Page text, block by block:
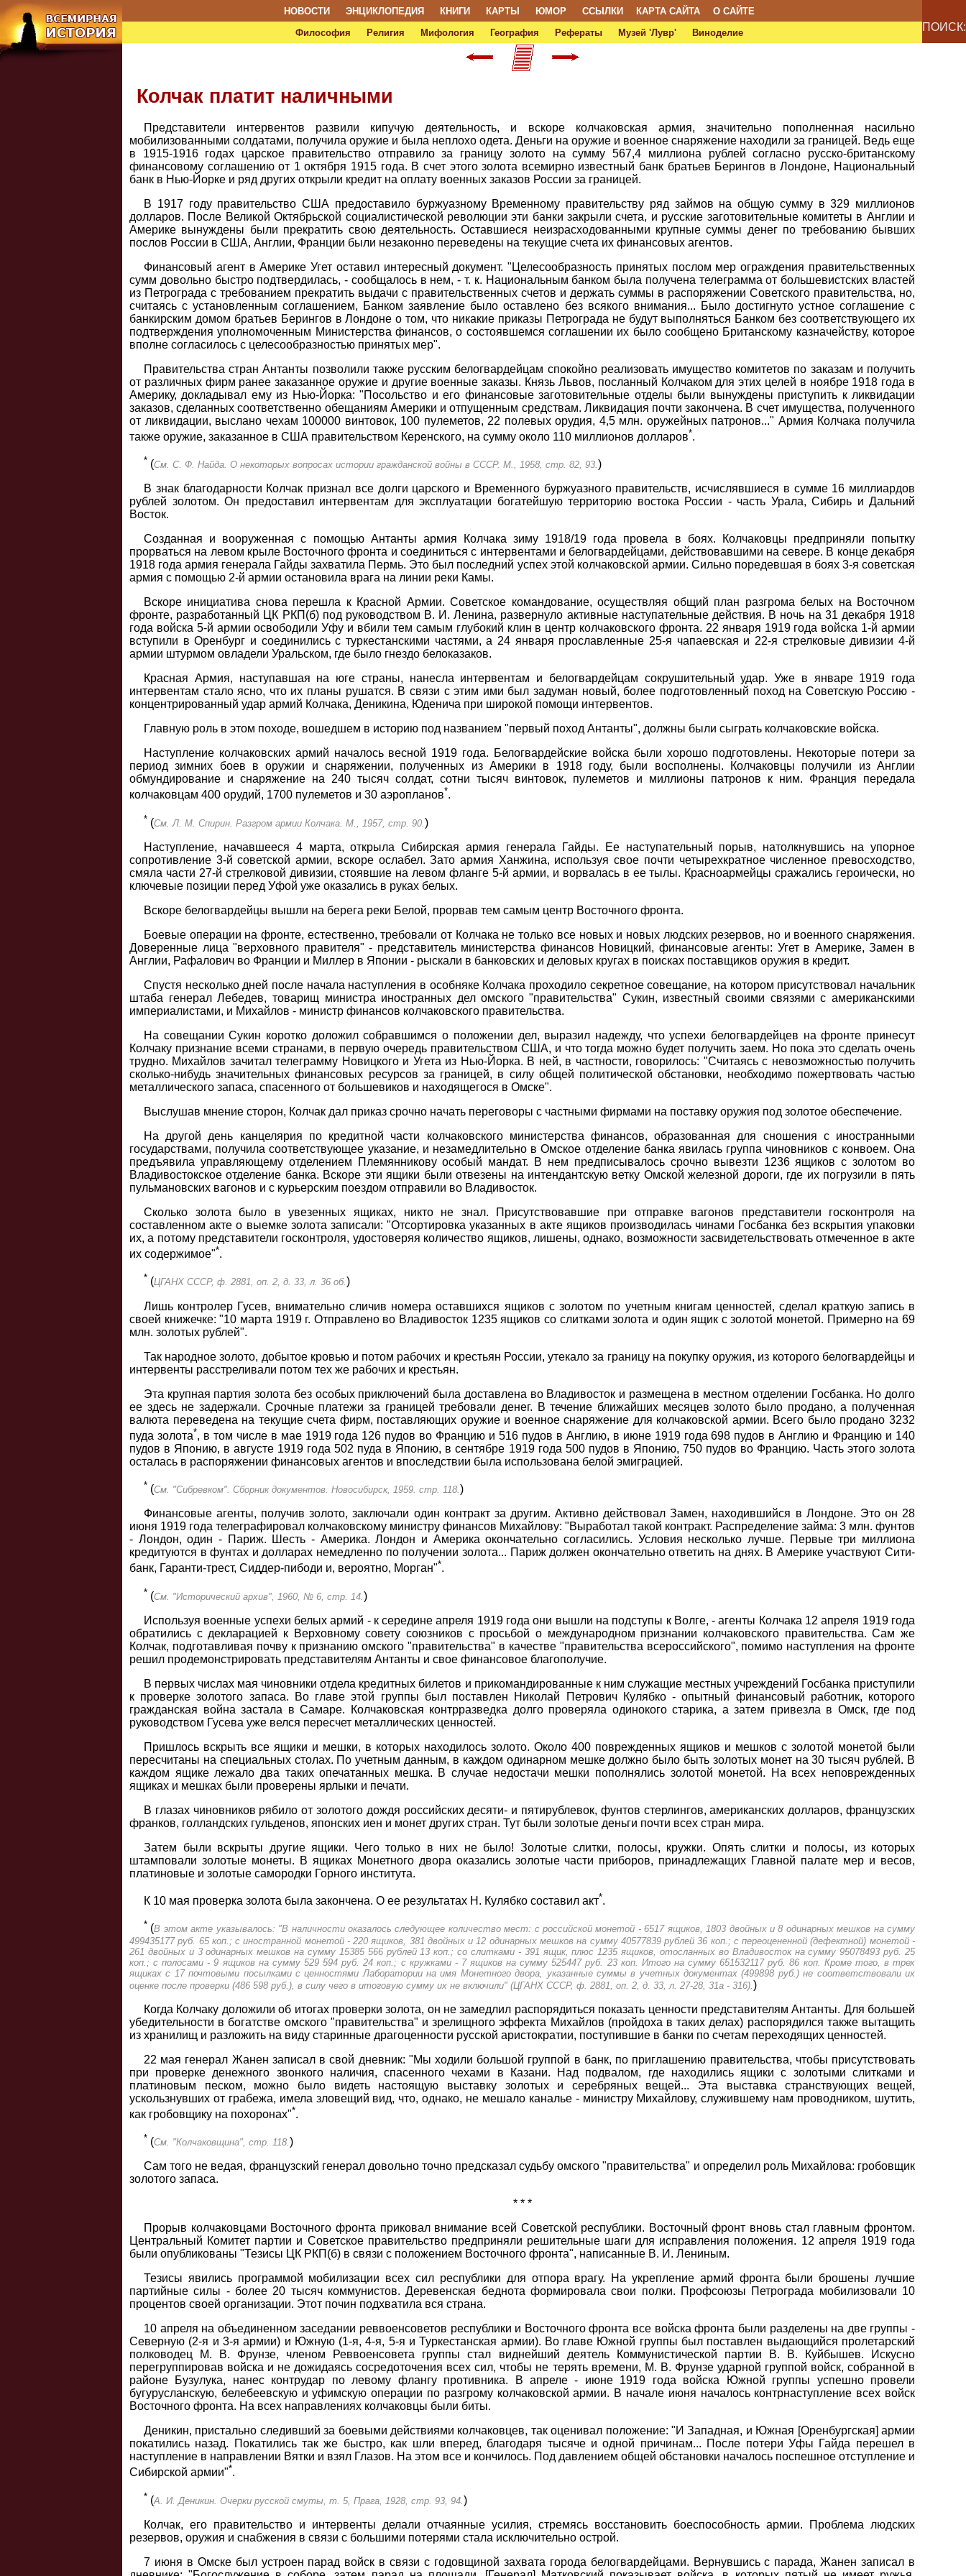
НОВОСТИ ЭНЦИКЛОПЕДИЯ КНИГИ КАРТЫ ЮМОР ССЫЛКИ КАРТА САЙТА
О САЙТЕ
Философия
Религия Мифология География Рефераты Музей 'Лувр' Виноделие ПОИСК:
Колчак платит наличными
Представители интервентов развили кипучую деятельность, и вскоре колчаковская армия, значительно пополненная насильно
мобилизованными солдатами, получила оружие и была неплохо одета. Деньги на оружие и военное снаряжение находили за границей. Ведь еще
в 1915-1916 годах царское правительство отправило за границу золото на сумму 567,4 миллиона рублей согласно русско-британскому
финансовому соглашению от 1 октября 1915 года. В счет этого золота всемирно известный банк братьев Берингов в Лондоне, Национальный
банк в Нью-Йорке и ряд других открыли кредит на оплату военных заказов России за границей.
В 1917 году правительство США предоставило буржуазному Временному правительству ряд займов на общую сумму в 329 миллионов
долларов. После Великой Октябрьской социалистической революции эти банки закрыли счета, и русские заготовительные комитеты в Англии и
Америке вынуждены были прекратить свою деятельность. Оставшиеся неизрасходованными крупные суммы денег по требованию бывших
послов России в США, Англии, Франции были незаконно переведены на текущие счета их финансовых агентов.
Финансовый агент в Америке Угет оставил интересный документ. "Целесообразность принятых послом мер ограждения правительственных
сумм довольно быстро подтвердилась, - сообщалось в нем, - т. к. Национальным банком была получена телеграмма от большевистских властей
из Петрограда с требованием прекратить выдачи с правительственных счетов и держать суммы в распоряжении Советского правительства, но,
считаясь с установленным соглашением, Банком заявление было оставлено без всякого внимания... Было достигнуто устное соглашение с
банкирским домом братьев Берингов в Лондоне о том, что никакие приказы Петрограда не будут выполняться Банком без соответствующего их
подтверждения уполномоченным Министерства финансов, о состоявшемся соглашении их было сообщено Британскому казначейству, которое
вполне согласилось с целесообразностью принятых мер".
Правительства стран Антанты позволили также русским белогвардейцам спокойно реализовать имущество комитетов по заказам и получить
от различных фирм ранее заказанное оружие и другие военные заказы. Князь Львов, посланный Колчаком для этих целей в ноябре 1918 года в
Америку, докладывал ему из Нью-Йорка: "Посольство и его финансовые заготовительные отделы были вынуждены приступить к ликвидации
заказов, сделанных соответственно обещаниям Америки и отпущенным средствам. Ликвидация почти закончена. В счет имущества, полученного
от ликвидации, выслано чехам 100000 винтовок, 100 пулеметов, 22 полевых орудия, 4,5 млн. оружейных патронов..." Армия Колчака получила
также оружие, заказанное в США правительством Керенского, на сумму около 110 миллионов долларов*.
* (См. С. Ф. Найда. О некоторых вопросах истории гражданской войны в СССР. М., 1958, стр. 82, 93.)
В знак благодарности Колчак признал все долги царского и Временного буржуазного правительств, исчислявшиеся в сумме 16 миллиардов
рублей золотом. Он предоставил интервентам для эксплуатации богатейшую территорию востока России - часть Урала, Сибирь и Дальний
Восток.
Созданная и вооруженная с помощью Антанты армия Колчака зиму 1918/19 года провела в боях. Колчаковцы предприняли попытку
прорваться на левом крыле Восточного фронта и соединиться с интервентами и белогвардейцами, действовавшими на севере. В конце декабря
1918 года армия генерала Гайды захватила Пермь. Это был последний успех этой колчаковской армии. Сильно поредевшая в боях 3-я советская
армия с помощью 2-й армии остановила врага на линии реки Камы.
Вскоре инициатива снова перешла к Красной Армии. Советское командование, осуществляя общий план разгрома белых на Восточном
фронте, разработанный ЦК РКП(б) под руководством В. И. Ленина, развернуло активные наступательные действия. В ночь на 31 декабря 1918
года войска 5-й армии освободили Уфу и вбили тем самым глубокий клин в центр колчаковского фронта. 22 января 1919 года войска 1-й армии
вступили в Оренбург и соединились с туркестанскими частями, а 24 января прославленные 25-я чапаевская и 22-я стрелковые дивизии 4-й
армии штурмом овладели Уральском, где было гнездо белоказаков.
Красная Армия, наступавшая на юге страны, нанесла интервентам и белогвардейцам сокрушительный удар. Уже в январе 1919 года
интервентам стало ясно, что их планы рушатся. В связи с этим ими был задуман новый, более подготовленный поход на Советскую Россию -
концентрированный удар армий Колчака, Деникина, Юденича при широкой помощи интервентов.
Главную роль в этом походе, вошедшем в историю под названием "первый поход Антанты", должны были сыграть колчаковские войска.
Наступление колчаковских армий началось весной 1919 года. Белогвардейские войска были хорошо подготовлены. Некоторые потери за
период зимних боев в оружии и снаряжении, полученных из Америки в 1918 году, были восполнены. Колчаковцы получили из Англии
обмундирование и снаряжение на 240 тысяч солдат, сотни тысяч винтовок, пулеметов и миллионы патронов к ним. Франция передала
колчаковцам 400 орудий, 1700 пулеметов и 30 аэропланов*.
* (См. Л. М. Спирин. Разгром армии Колчака. М., 1957, стр. 90.)
Наступление, начавшееся 4 марта, открыла Сибирская армия генерала Гайды. Ее наступательный порыв, натолкнувшись на упорное
сопротивление 3-й советской армии, вскоре ослабел. Зато армия Ханжина, используя свое почти четырехкратное численное превосходство,
смяла части 27-й стрелковой дивизии, стоявшие на левом фланге 5-й армии, и ворвалась в ее тылы. Красноармейцы сражались героически, но
ключевые позиции перед Уфой уже оказались в руках белых.
Вскоре белогвардейцы вышли на берега реки Белой, прорвав тем самым центр Восточного фронта.
Боевые операции на фронте, естественно, требовали от Колчака не только все новых и новых людских резервов, но и военного снаряжения.
Доверенные лица "верховного правителя" - представитель министерства финансов Новицкий, финансовые агенты: Угет в Америке, Замен в
Англии, Рафалович во Франции и Миллер в Японии - рыскали в банковских и деловых кругах в поисках поставщиков оружия в кредит.
Спустя несколько дней после начала наступления в особняке Колчака проходило секретное совещание, на котором присутствовал начальник
штаба генерал Лебедев, товарищ министра иностранных дел омского "правительства" Сукин, известный своими связями с американскими
империалистами, и Михайлов - министр финансов колчаковского правительства.
На совещании Сукин коротко доложил собравшимся о положении дел, выразил надежду, что успехи белогвардейцев на фронте принесут
Колчаку признание всеми странами, в первую очередь правительством США, и что тогда можно будет получить заем. Но пока это сделать очень
трудно. Михайлов зачитал телеграмму Новицкого и Угета из Нью-Йорка. В ней, в частности, говорилось: "Считаясь с невозможностью получить
сколько-нибудь значительных финансовых ресурсов за границей, в силу общей политической обстановки, необходимо пожертвовать частью
металлического запаса, спасенного от большевиков и находящегося в Омске".
Выслушав мнение сторон, Колчак дал приказ срочно начать переговоры с частными фирмами на поставку оружия под золотое обеспечение.
На другой день канцелярия по кредитной части колчаковского министерства финансов, образованная для сношения с иностранными
государствами, получила соответствующее указание, и незамедлительно в Омское отделение банка явилась группа чиновников с конвоем. Она
предъявила управляющему отделением Племянникову особый мандат. В нем предписывалось срочно вывезти 1236 ящиков с золотом во
Владивостокское отделение банка. Вскоре эти ящики были отвезены на интендантскую ветку Омской железной дороги, где их погрузили в пять
пульмановских вагонов и с курьерским поездом отправили во Владивосток.
Сколько золота было в увезенных ящиках, никто не знал. Присутствовавшие при отправке вагонов представители госконтроля на
составленном акте о выемке золота записали: "Отсортировка указанных в акте ящиков производилась чинами Госбанка без вскрытия упаковки
их, а потому представители госконтроля, удостоверяя количество ящиков, лишены, однако, возможности засвидетельствовать отмеченное в акте
их содержимое"*.
* (ЦГАНХ СССР, ф. 2881, оп. 2, д. 33, л. 36 об. )
Лишь контролер Гусев, внимательно сличив номера оставшихся ящиков с золотом по учетным книгам ценностей, сделал краткую запись в
своей книжечке: "10 марта 1919 г. Отправлено во Владивосток 1235 ящиков со слитками золота и один ящик с золотой монетой. Примерно на 69
млн. золотых рублей".
Так народное золото, добытое кровью и потом рабочих и крестьян России, утекало за границу на покупку оружия, из которого белогвардейцы и
интервенты расстреливали потом тех же рабочих и крестьян.
Эта крупная партия золота без особых приключений была доставлена во Владивосток и размещена в местном отделении Госбанка. Но долго
ее здесь не задержали. Срочные платежи за границей требовали денег. В течение ближайших месяцев золото было продано, а полученная
валюта переведена на текущие счета фирм, поставляющих оружие и военное снаряжение для колчаковской армии. Всего было продано 3232
пуда золота*, в том числе в мае 1919 года 126 пудов во Францию и 516 пудов в Англию, в июне 1919 года 698 пудов в Англию и Францию и 140
пудов в Японию, в августе 1919 года 502 пуда в Японию, в сентябре 1919 года 500 пудов в Японию, 750 пудов во Францию. Часть этого золота
осталась в распоряжении финансовых агентов и впоследствии была использована белой эмиграцией.
* (См. "Сибревком". Сборник документов. Новосибирск, 1959. стр. 118.)
Финансовые агенты, получив золото, заключали один контракт за другим. Активно действовал Замен, находившийся в Лондоне. Это он 28
июня 1919 года телеграфировал колчаковскому министру финансов Михайлову: "Выработал такой контракт. Распределение займа: 3 млн. фунтов
- Лондон, один - Париж. Шесть - Америка. Лондон и Америка окончательно согласились. Условия несколько лучше. Первые три миллиона
кредитуются в фунтах и долларах немедленно по получении золота... Париж должен окончательно ответить на днях. В Америке участвуют Сити-
банк, Гаранти-трест, Сиддер-пибоди и, вероятно, Морган"*.
* (См. "Исторический архив", 1960, № 6, стр. 14.)
Используя военные успехи белых армий - к середине апреля 1919 года они вышли на подступы к Волге, - агенты Колчака 12 апреля 1919 года
обратились с декларацией к Верховному совету союзников с просьбой о международном признании колчаковского правительства. Сам же
Колчак, подготавливая почву к признанию омского "правительства" в качестве "правительства всероссийского", помимо наступления на фронте
решил продемонстрировать представителям Антанты и свое финансовое благополучие.
В первых числах мая чиновники отдела кредитных билетов и прикомандированные к ним служащие местных учреждений Госбанка приступили
к проверке золотого запаса. Во главе этой группы был поставлен Николай Петрович Кулябко - опытный финансовый работник, которого
гражданская война застала в Самаре. Колчаковская контрразведка долго проверяла одинокого старика, а затем привезла в Омск, где под
руководством Гусева уже велся пересчет металлических ценностей.
Пришлось вскрыть все ящики и мешки, в которых находилось золото. Около 400 поврежденных ящиков и мешков с золотой монетой были
пересчитаны на специальных столах. По учетным данным, в каждом одинарном мешке должно было быть золотых монет на 30 тысяч рублей. В
каждом ящике лежало два таких опечатанных мешка. В случае недостачи мешки пополнялись золотой монетой. На всех неповрежденных
ящиках и мешках были проверены ярлыки и печати.
В глазах чиновников рябило от золотого дождя российских десяти- и пятирублевок, фунтов стерлингов, американских долларов, французских
франков, голландских гульденов, японских иен и монет других стран. Тут были золотые деньги почти всех стран мира.
Затем были вскрыты другие ящики. Чего только в них не было! Золотые слитки, полосы, кружки. Опять слитки и полосы, из которых
штамповали золотые монеты. В ящиках Монетного двора оказались золотые части приборов, принадлежащих Главной палате мер и весов,
платиновые и золотые самородки Горного института.
К 10 мая проверка золота была закончена. О ее результатах Н. Кулябко составил акт*.
* (В этом акте указывалось: "В наличности оказалось следующее количество мест: с российской монетой - 6517 ящиков, 1803 двойных и 8 одинарных мешков на сумму
499435177 руб. 65 коп.; с иностранной монетой - 220 ящиков, 381 двойных и 12 одинарных мешков на сумму 40577839 рублей 36 коп.; с переоцененной (дефектной) монетой -
261 двойных и 3 одинарных мешков на сумму 15385 566 рублей 13 коп.; со слитками - 391 ящик, плюс 1235 ящиков, отосланных во Владивосток на сумму 95078493 руб. 25
коп.; с полосами - 9 ящиков на сумму 529 594 руб. 24 коп.; с кружками - 7 ящиков на сумму 525447 руб. 23 коп. Итого на сумму 651532117 руб. 86 коп. Кроме того, в трех
ящиках с 17 почтовыми посылками с ценностями Лаборатории на имя Монетного двора, указанные суммы в учетных документах (499898 руб.) не соответствовали их
оценке после проверки (486 598 руб.), в силу чего в итоговую сумму их не включили" (ЦГАНХ СССР, ф. 2881, оп. 2, д. 33, л. 27-28, 31а - 316). )
Когда Колчаку доложили об итогах проверки золота, он не замедлил распорядиться показать ценности представителям Антанты. Для большей
убедительности в богатстве омского "правительства" и зрелищного эффекта Михайлов (пройдоха в таких делах) распорядился также вытащить
из хранилищ и разложить на виду старинные драгоценности русской аристократии, поступившие в банки по счетам переходящих ценностей.
22 мая генерал Жанен записал в свой дневник: "Мы ходили большой группой в банк, по приглашению правительства, чтобы присутствовать
при проверке денежного звонкого наличия, спасенного чехами в Казани. Над подвалом, где находились ящики с золотыми слитками и
платиновым песком, можно было видеть настоящую выставку золотых и серебряных вещей... Эта выставка странствующих вещей,
ускользнувших от грабежа, имела зловещий вид, что, однако, не мешало каналье - министру Михайлову, служившему нам проводником, шутить,
как гробовщику на похоронах"*.
* (См. "Колчаковщина", стр. 118.)
Сам того не ведая, французский генерал довольно точно предсказал судьбу омского "правительства" и определил роль Михайлова: гробовщик
золотого запаса.
* * *
Прорыв колчаковцами Восточного фронта приковал внимание всей Советской республики. Восточный фронт вновь стал главным фронтом.
Центральный Комитет партии и Советское правительство предприняли решительные шаги для исправления положения. 12 апреля 1919 года
были опубликованы "Тезисы ЦК РКП(б) в связи с положением Восточного фронта", написанные В. И. Лениным.
Тезисы явились программой мобилизации всех сил республики для отпора врагу. На укрепление армий фронта были брошены лучшие
партийные силы - более 20 тысяч коммунистов. Деревенская беднота формировала свои полки. Профсоюзы Петрограда мобилизовали 10
процентов своей организации. Этот почин подхватила вся страна.
10 апреля на объединенном заседании реввоенсоветов республики и Восточного фронта все войска фронта были разделены на две группы -
Северную (2-я и 3-я армии) и Южную (1-я, 4-я, 5-я и Туркестанская армии). Во главе Южной группы был поставлен выдающийся пролетарский
полководец М. В. Фрунзе, членом Реввоенсовета группы стал виднейший деятель Коммунистической партии В. В. Куйбышев. Искусно
перегруппировав войска и не дожидаясь сосредоточения всех сил, чтобы не терять времени, М. В. Фрунзе ударной группой войск, собранной в
районе Бузулука, нанес контрудар по левому флангу противника. В апреле - июне 1919 года войска Южной группы успешно провели
бугурусланскую, белебеевскую и уфимскую операции по разгрому колчаковской армии. В начале июня началось контрнаступление всех войск
Восточного фронта. На всех направлениях колчаковцы были биты.
Деникин, пристально следивший за боевыми действиями колчаковцев, так оценивал положение: "И Западная, и Южная [Оренбургская] армии
покатились назад. Покатились так же быстро, как шли вперед, благодаря тысяче и одной причинам... После потери Уфы Гайда перешел в
наступление в направлении Вятки и взял Глазов. На этом все и кончилось. Под давлением общей обстановки началось поспешное отступление и
Сибирской армии"*.
* (А. И. Деникин. Очерки русской смуты, т. 5, Прага, 1928, стр. 93, 94. )
Колчак, его правительство и интервенты делали отчаянные усилия, стремясь восстановить боеспособность армии. Проблема людских
резервов, оружия и снабжения в связи с большими потерями стала исключительно острой.
7 июня в Омске был устроен парад войск в связи с годовщиной захвата города белогвардейцами. Вернувшись с парада, Жанен записал в